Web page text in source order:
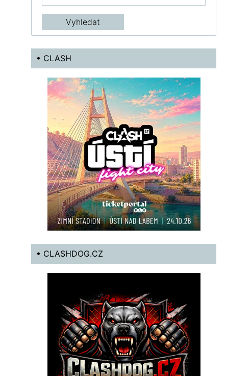
• CLASH
• CLASHDOG.CZ